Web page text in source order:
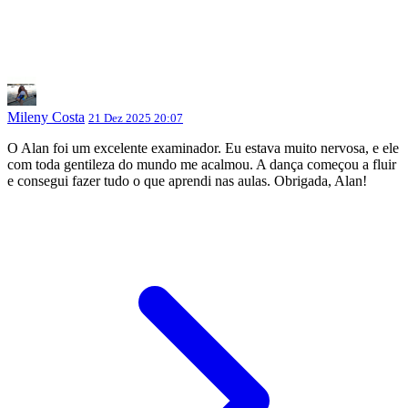
Mileny Costa 21 Dez 2025 20:07
O Alan foi um excelente examinador. Eu estava muito nervosa, e ele
com toda gentileza do mundo me acalmou. A dança começou a fluir
e consegui fazer tudo o que aprendi nas aulas. Obrigada, Alan!